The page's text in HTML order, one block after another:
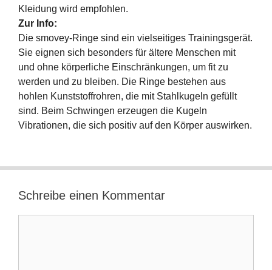
Kleidung wird empfohlen.
Zur Info:
Die smovey-Ringe sind ein vielseitiges Trainingsgerät.
Sie eignen sich besonders für ältere Menschen mit
und ohne körperliche Einschränkungen, um fit zu
werden und zu bleiben. Die Ringe bestehen aus
hohlen Kunststoffrohren, die mit Stahlkugeln gefüllt
sind. Beim Schwingen erzeugen die Kugeln
Vibrationen, die sich positiv auf den Körper auswirken.
Schreibe einen Kommentar